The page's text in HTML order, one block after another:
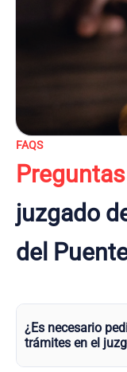
FAQS
juzgado
del
¿Es necesario
trámites en el